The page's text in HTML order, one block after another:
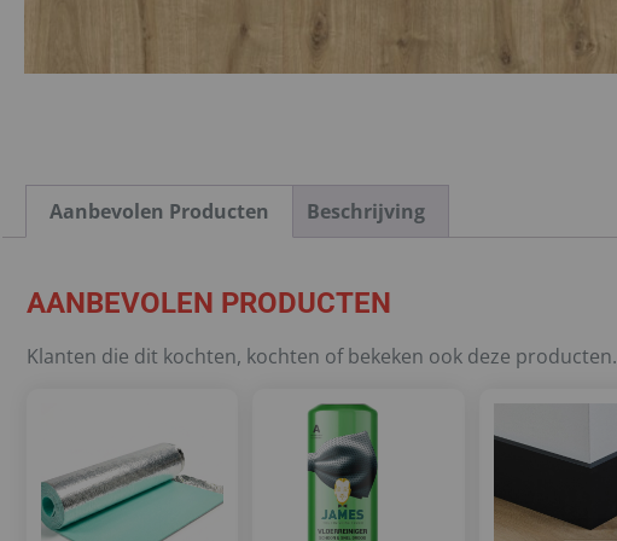
Aanbevolen Producten Beschrijving
AANBEVOLEN PRODUCTEN
Klanten die dit kochten, kochten of bekeken ook deze producten.